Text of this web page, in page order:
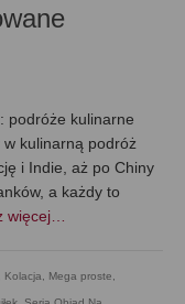
podróże kulinarne
kulinarną podróż
i Indie, aż po Chiny
a każdy to
więcej…
Kolacja Mega proste